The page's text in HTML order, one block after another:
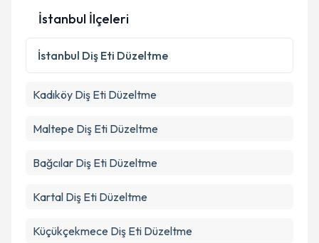
İstanbul İlçeleri
İstanbul Diş Eti Düzeltme
Kadıköy Diş Eti Düzeltme
Maltepe Diş Eti Düzeltme
Bağcılar Diş Eti Düzeltme
Kartal Diş Eti Düzeltme
Küçükçekmece Diş Eti Düzeltme